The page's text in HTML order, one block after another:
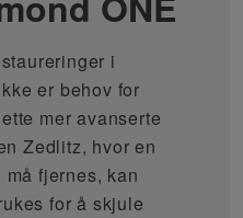
i
er behov for
mer avanserte
Zedlitz, hvor en
fjernes, kan
for å skjule